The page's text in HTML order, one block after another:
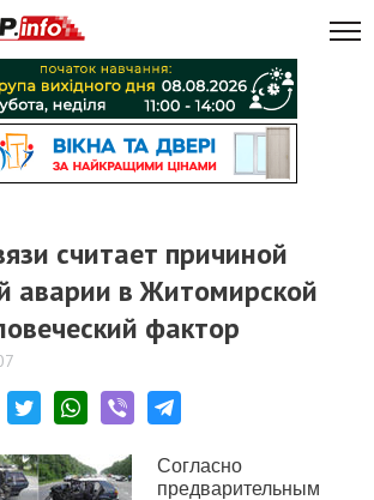
считает причиной
аварии в Житомирской
фактор
Согласно
предварительным